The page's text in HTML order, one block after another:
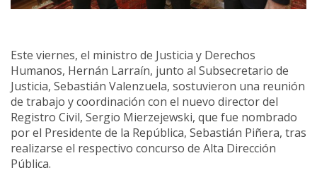
Este viernes, el ministro de Justicia y Derechos
Humanos, Hernán Larraín, junto al Subsecretario de
Justicia, Sebastián Valenzuela, sostuvieron una reunión
de trabajo y coordinación con el nuevo director del
Registro Civil, Sergio Mierzejewski, que fue nombrado
por el Presidente de la República, Sebastián Piñera, tras
realizarse el respectivo concurso de Alta Dirección
Pública.